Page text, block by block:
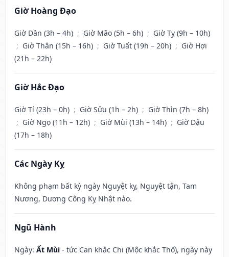
Giờ Hoàng Đạo
Giờ Dần (3h – 4h) ; Giờ Mão (5h – 6h) ; Giờ Tỵ (9h – 10h)
; Giờ Thân (15h – 16h) ; Giờ Tuất (19h – 20h) ; Giờ Hợi
(21h – 22h)
Giờ Hắc Đạo
Giờ Tí (23h – 0h) ; Giờ Sửu (1h – 2h) ; Giờ Thìn (7h – 8h)
; Giờ Ngọ (11h – 12h) ; Giờ Mùi (13h – 14h) ; Giờ Dậu
(17h – 18h)
Các Ngày Kỵ
Không phạm bất kỳ ngày Nguyệt kỵ, Nguyệt tận, Tam
Nương, Dương Công Kỵ Nhật nào.
Ngũ Hành
Ngày: Ất Mùi - tức Can khắc Chi (Mộc khắc Thổ), ngày này